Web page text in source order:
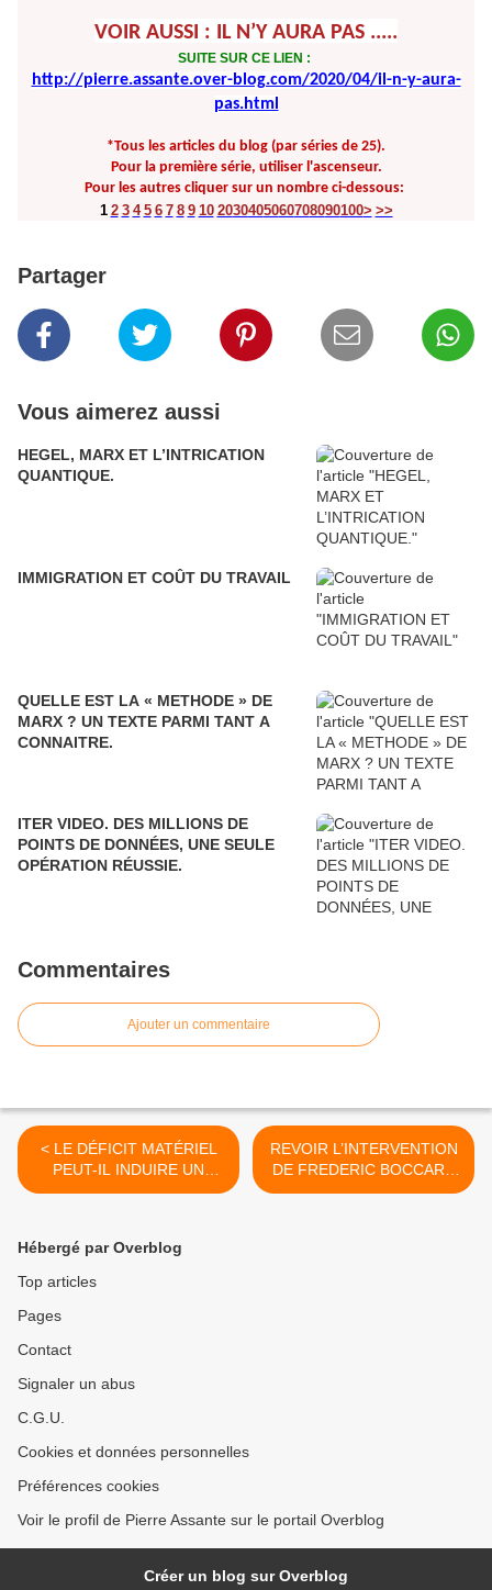
VOIR AUSSI : IL N’Y AURA PAS .....
SUITE SUR CE LIEN :
http://pierre.assante.over-blog.com/2020/04/il-n-y-aura-
pas.html
*Tous les articles du blog (par séries de 25).
Pour la première série, utiliser l'ascenseur.
Pour les autres cliquer sur un nombre ci-dessous:
1 2 3 4 5 6 7 8 9 10 2030405060708090100> >>
Partager
Vous aimerez aussi
HEGEL, MARX ET L’INTRICATION
QUANTIQUE.
IMMIGRATION ET COÛT DU TRAVAIL
QUELLE EST LA « METHODE » DE
MARX ? UN TEXTE PARMI TANT A
CONNAITRE.
ITER VIDEO. DES MILLIONS DE
POINTS DE DONNÉES, UNE SEULE
OPÉRATION RÉUSSIE.
Commentaires
Ajouter un commentaire
< LE DÉFICIT MATÉRIEL
PEUT-IL INDUIRE UN
DÉFICIT DES RÉSERVES
REVOIR L’INTERVENTION
DE FREDERIC BOCCARA
DU 27 AVRIL 2020. Débat
Hébergé par Overblog
Top articles
Pages
Contact
Signaler un abus
C.G.U.
Cookies et données personnelles
Préférences cookies
Voir le profil de Pierre Assante sur le portail Overblog
Créer un blog sur Overblog